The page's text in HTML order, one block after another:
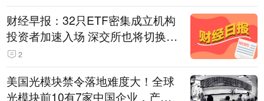
财经早报：32只ETF密集成立机构
投资者加速入场 深交所也将切换交
易线路
2
美国光模块禁令落地难度大！全球
光模块前10有7家中国企业，产业